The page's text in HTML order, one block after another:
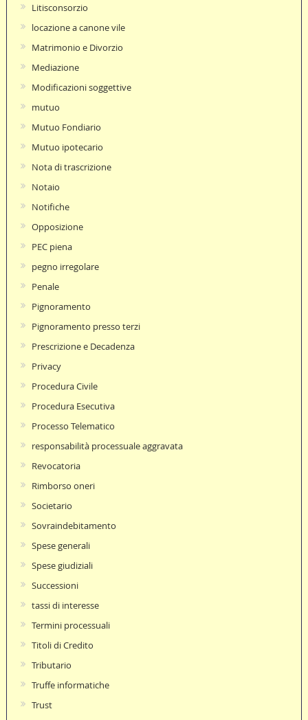
Litisconsorzio
locazione a canone vile
Matrimonio e Divorzio
Mediazione
Modificazioni soggettive
mutuo
Mutuo Fondiario
Mutuo ipotecario
Nota di trascrizione
Notaio
Notifiche
Opposizione
PEC piena
pegno irregolare
Penale
Pignoramento
Pignoramento presso terzi
Prescrizione e Decadenza
Privacy
Procedura Civile
Procedura Esecutiva
Processo Telematico
responsabilità processuale aggravata
Revocatoria
Rimborso oneri
Societario
Sovraindebitamento
Spese generali
Spese giudiziali
Successioni
tassi di interesse
Termini processuali
Titoli di Credito
Tributario
Truffe informatiche
Trust